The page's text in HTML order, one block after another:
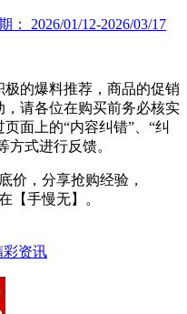
： 2026/01/12-2026/03/17
的爆料推荐，商品的促销
请各位在购买前务必核实
面上的“内容纠错”、“纠
方式进行反馈。
价，分享抢购经验，
【手慢无】。
彩资讯